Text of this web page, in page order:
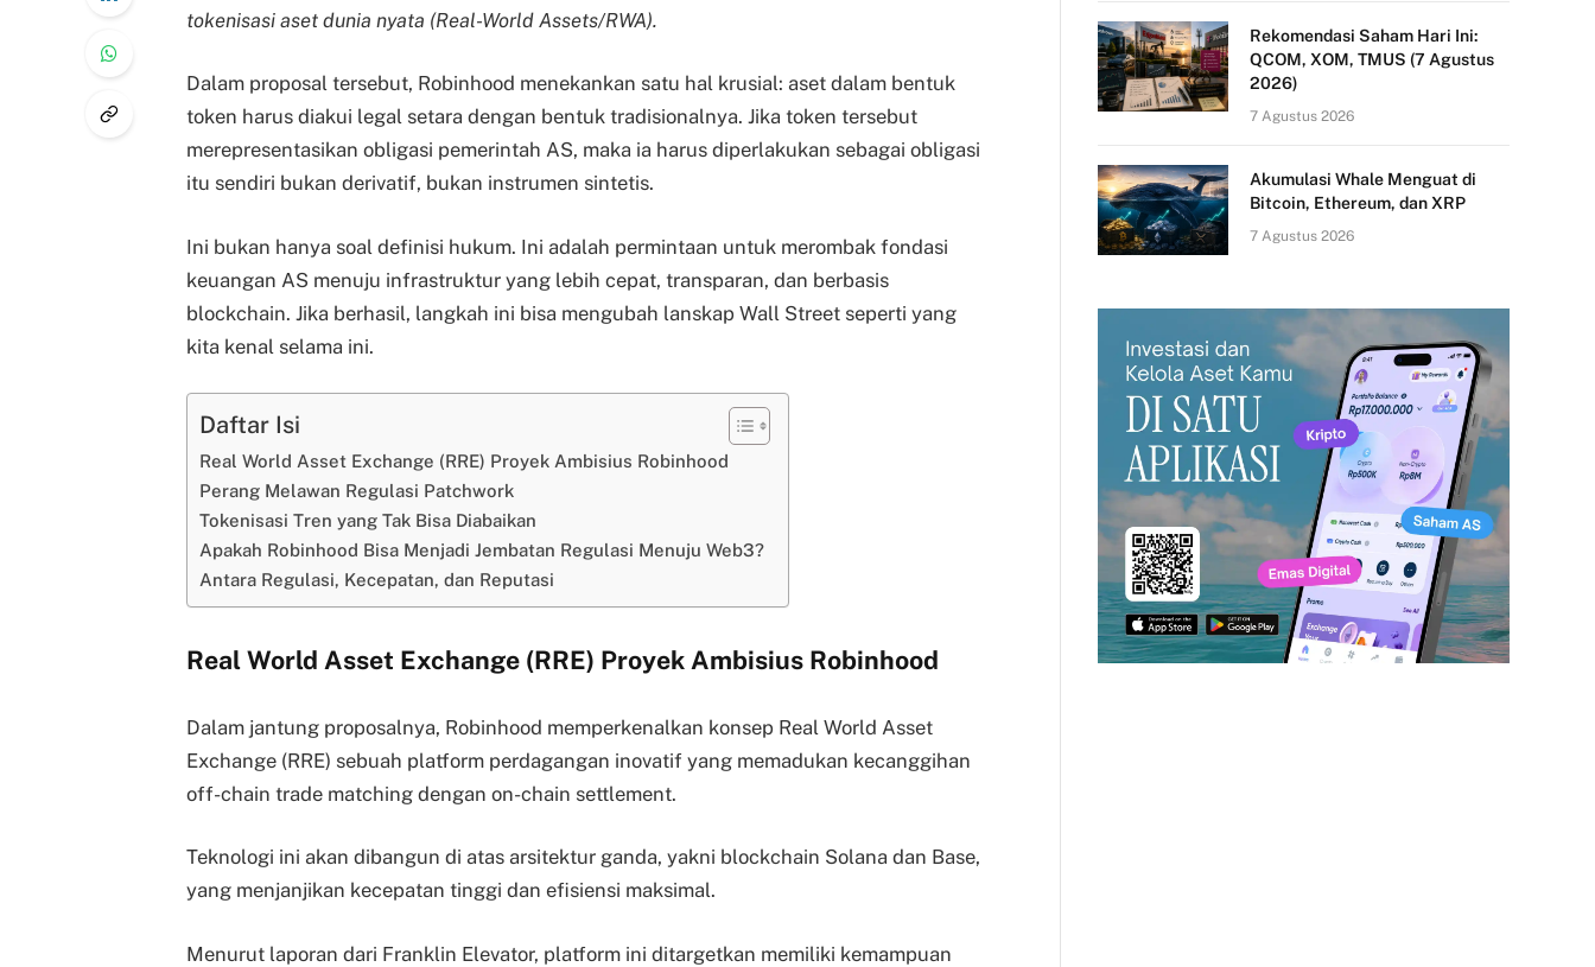
tokenisasi aset dunia nyata (Real-World Assets/RWA).
Dalam proposal tersebut, Robinhood menekankan satu hal krusial: aset dalam bentuk
token harus diakui legal setara dengan bentuk tradisionalnya. Jika token tersebut
merepresentasikan obligasi pemerintah AS, maka ia harus diperlakukan sebagai obligasi
itu sendiri bukan derivatif, bukan instrumen sintetis.
Ini bukan hanya soal definisi hukum. Ini adalah permintaan untuk merombak fondasi
keuangan AS menuju infrastruktur yang lebih cepat, transparan, dan berbasis
blockchain. Jika berhasil, langkah ini bisa mengubah lanskap Wall Street seperti yang
kita kenal selama ini.
Daftar Isi
Real World Asset Exchange (RRE) Proyek Ambisius Robinhood
Perang Melawan Regulasi Patchwork
Tokenisasi Tren yang Tak Bisa Diabaikan
Apakah Robinhood Bisa Menjadi Jembatan Regulasi Menuju Web3?
Antara Regulasi, Kecepatan, dan Reputasi
Real World Asset Exchange (RRE) Proyek Ambisius Robinhood
Dalam jantung proposalnya, Robinhood memperkenalkan konsep Real World Asset
Exchange (RRE) sebuah platform perdagangan inovatif yang memadukan kecanggihan
off-chain trade matching dengan on-chain settlement.
Teknologi ini akan dibangun di atas arsitektur ganda, yakni blockchain Solana dan Base,
yang menjanjikan kecepatan tinggi dan efisiensi maksimal.
Menurut laporan dari Franklin Elevator, platform ini ditargetkan memiliki kemampuan
Rekomendasi Saham Hari Ini:
QCOM, XOM, TMUS (7 Agustus
2026)
7 Agustus 2026
Akumulasi Whale Menguat di
Bitcoin, Ethereum, dan XRP
7 Agustus 2026